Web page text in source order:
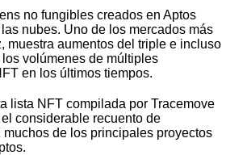
no fungibles creados en Aptos
nubes. Uno de los mercados más
muestra aumentos del triple e incluso
volúmenes de múltiples
en los últimos tiempos.
lista NFT compilada por Tracemove
considerable recuento de
muchos de los principales proyectos